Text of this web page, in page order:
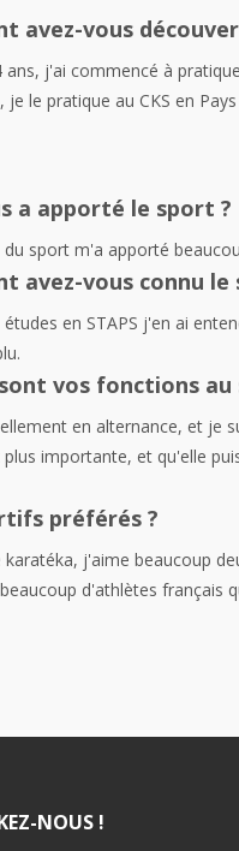
avez-vous
ans, j'ai commencé à
je le pratique au CKS en
a apporté le sport ?
du sport m'a apporté
avez-vous connu
en STAPS j'en ai
vos fonctions au
en alternance, et je
importante, et qu'elle
préférés ?
karatéka, j'aime beaucoup
d'athlètes français
NOUS !